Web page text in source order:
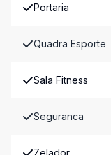
Portaria
Quadra Esporte
Sala Fitness
Seguranca
Zelador